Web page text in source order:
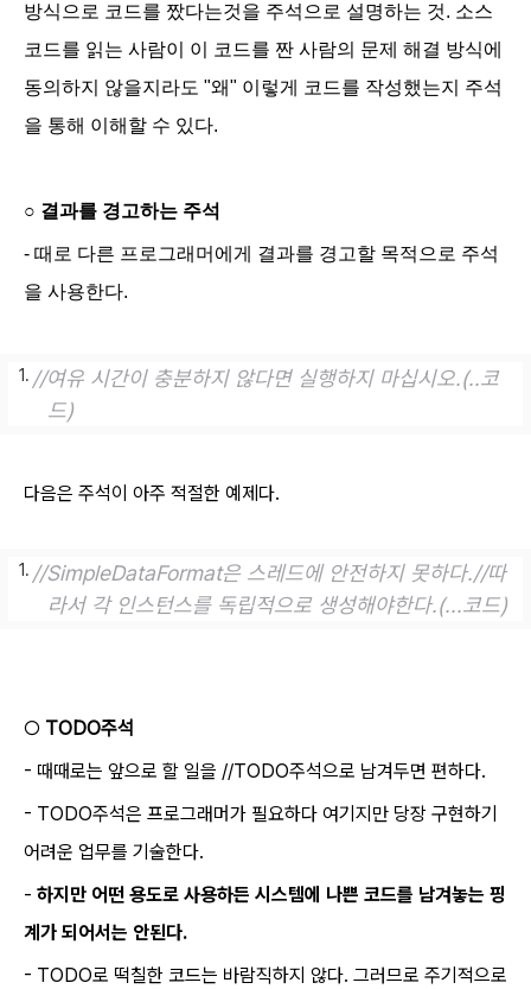
방식으로 코드를 짰다는것을 주석으로 설명하는 것. 소스
코드를 읽는 사람이 이 코드를 짠 사람의 문제 해결 방식에
동의하지 않을지라도 "왜" 이렇게 코드를 작성했는지 주석
을 통해 이해할 수 있다.
○ 결과를 경고하는 주석
- 때로 다른 프로그래머에게 결과를 경고할 목적으로 주석
을 사용한다.
//여유 시간이 충분하지 않다면 실행하지 마십시오.(..코
드)
다음은 주석이 아주 적절한 예제다.
//SimpleDataFormat은 스레드에 안전하지 못하다.//따
라서 각 인스턴스를 독립적으로 생성해야한다.(...코드)
○ TODO주석
- 때때로는 앞으로 할 일을 //TODO주석으로 남겨두면 편하다.
- TODO주석은 프로그래머가 필요하다 여기지만 당장 구현하기
어려운 업무를 기술한다.
- 하지만 어떤 용도로 사용하든 시스템에 나쁜 코드를 남겨놓는 핑
계가 되어서는 안된다.
- TODO로 떡칠한 코드는 바람직하지 않다. 그러므로 주기적으로